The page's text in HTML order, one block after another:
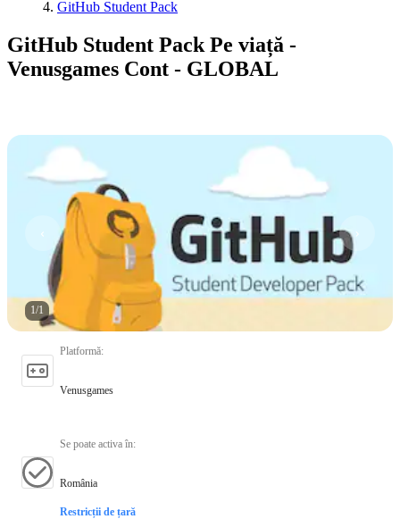
GitHub Student Pack
GitHub Student Pack Pe viață -
Venusgames Cont - GLOBAL
1/1
Platformă:
Venusgames
Se poate activa în:
România
Restricții de țară